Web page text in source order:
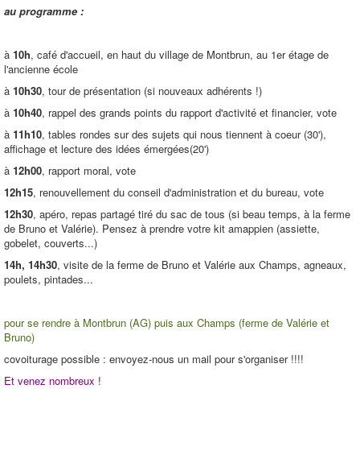
au programme :
à 10h, café d'accueil, en haut du village de Montbrun, au 1er étage de
l'ancienne école
à 10h30, tour de présentation (si nouveaux adhérents !)
à 10h40, rappel des grands points du rapport d'activité et financier, vote
à 11h10, tables rondes sur des sujets qui nous tiennent à coeur (30'),
affichage et lecture des idées émergées(20')
à 12h00, rapport moral, vote
12h15, renouvellement du conseil d'administration et du bureau, vote
12h30, apéro, repas partagé tiré du sac de tous (si beau temps, à la ferme
de Bruno et Valérie). Pensez à prendre votre kit amappien (assiette,
gobelet, couverts...)
14h, 14h30, visite de la ferme de Bruno et Valérie aux Champs, agneaux,
poulets, pintades...
pour se rendre à Montbrun (AG) puis aux Champs (ferme de Valérie et
Bruno)
covoiturage possible : envoyez-nous un mail pour s'organiser !!!!
Et venez nombreux !